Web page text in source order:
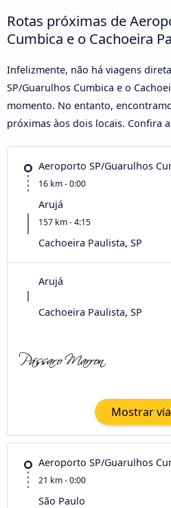
Rotas próximas de
Cumbica e o Cachoeira
Infelizmente, não há viagens
SP/Guarulhos Cumbica e o
momento. No entanto,
próximas àos dois locais. Confira
Aeroporto SP/Guarulhos
16 km - 0:00
Arujá
157 km - 4:15
Cachoeira Paulista, SP
Arujá
Cachoeira Paulista, SP
Mostrar
Aeroporto SP/Guarulhos
21 km - 0:00
São Paulo